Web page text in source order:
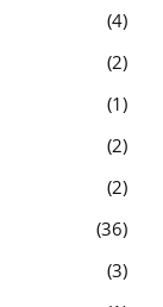
4
2
1
2
2
36
3